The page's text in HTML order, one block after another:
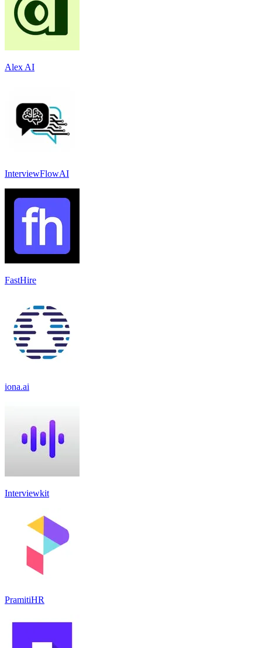
Alex AI
InterviewFlowAI
FastHire
iona.ai
Interviewkit
PramitiHR